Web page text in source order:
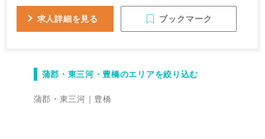
求人詳細を見る
ブックマーク
蒲郡・東三河・豊橋のエリアを絞り込む
蒲郡・東三河 豊橋